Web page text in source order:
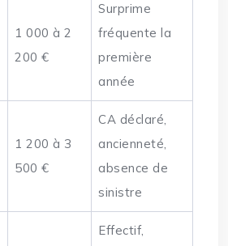
1 000 à 2
200 €
Surprime
fréquente la
première
année
1 200 à 3
500 €
CA déclaré,
ancienneté,
absence de
sinistre
Effectif,